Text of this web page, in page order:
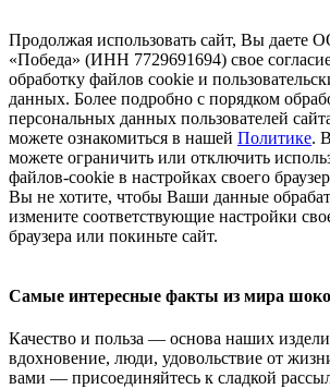
Продолжая использовать сайт, Вы даете
«Победа» (ИНН 7729691694) свое
обработку файлов cookie и
данных. Более подробно с порядком
персональных данных пользователей
можете ознакомиться в нашей Политике.
можете ограничить или отключить
файлов-cookie в настройках своего
Вы не хотите, чтобы Ваши данные
измените соответствующие настройки
браузера или покиньте сайт.
Самые интересные факты из мира
Качество и польза — основа наших
вдохновение, люди, удовольствие от
вами — присоединяйтесь к сладкой